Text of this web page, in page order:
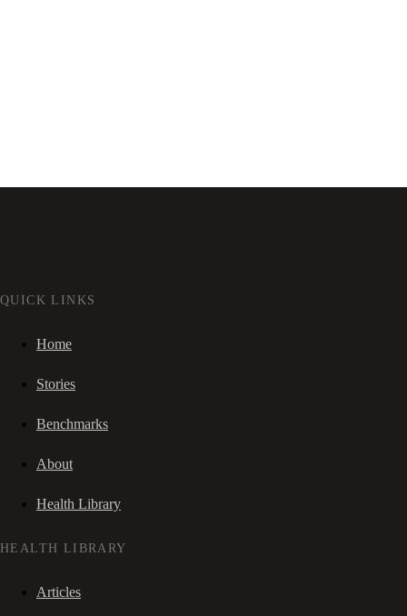
QUICK LINKS
Home
Stories
Benchmarks
About
Health Library
HEALTH LIBRARY
Articles